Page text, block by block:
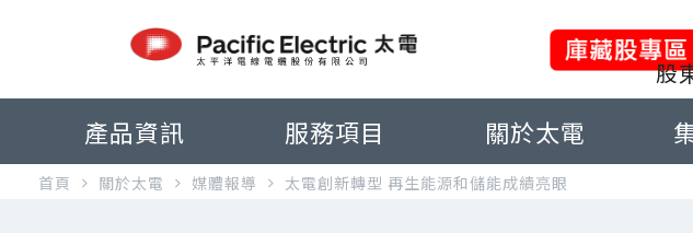
股
產品資訊 服務項目 關於太電
首頁 關於太電 媒體報導 太電創新轉型 再生能源和儲能成績亮眼